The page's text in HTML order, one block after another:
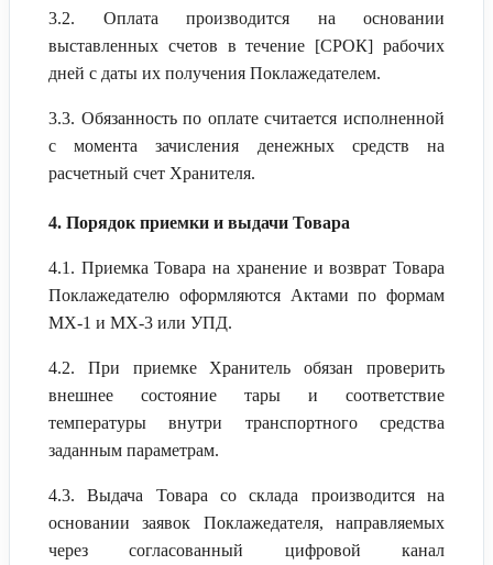
3.2. Оплата производится на основании
выставленных счетов в течение [СРОК] рабочих
дней с даты их получения Поклажедателем.
3.3. Обязанность по оплате считается исполненной
с момента зачисления денежных средств на
расчетный счет Хранителя.
4. Порядок приемки и выдачи Товара
4.1. Приемка Товара на хранение и возврат Товара
Поклажедателю оформляются Актами по формам
МХ-1 и МХ-3 или УПД.
4.2. При приемке Хранитель обязан проверить
внешнее состояние тары и соответствие
температуры внутри транспортного средства
заданным параметрам.
4.3. Выдача Товара со склада производится на
основании заявок Поклажедателя, направляемых
через согласованный цифровой канал